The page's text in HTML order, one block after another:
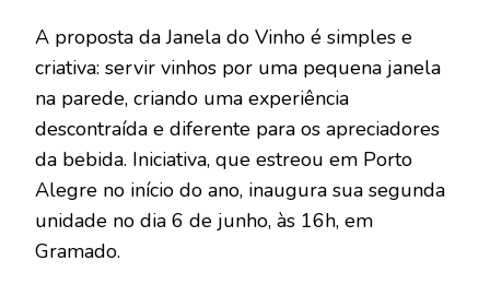
A proposta da Janela do Vinho é simples e
criativa: servir vinhos por uma pequena janela
na parede, criando uma experiência
descontraída e diferente para os apreciadores
da bebida. Iniciativa, que estreou em Porto
Alegre no início do ano, inaugura sua segunda
unidade no dia 6 de junho, às 16h, em
Gramado.